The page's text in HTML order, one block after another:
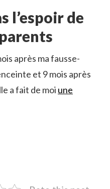
l’espoir de
après ma fausse-
et 9 mois après
a fait de moi une